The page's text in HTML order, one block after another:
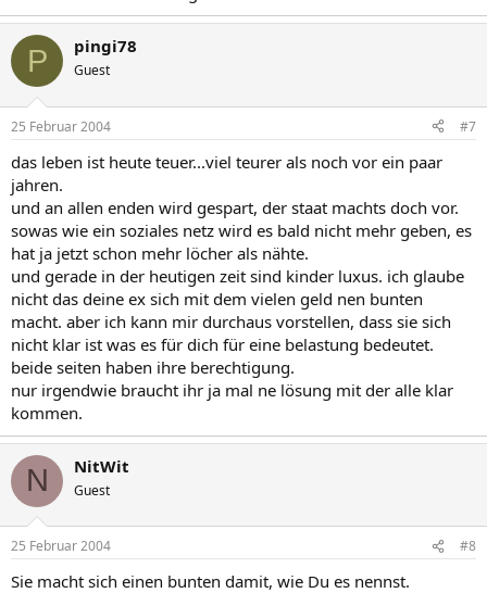
P pingi78
Guest
25 Februar 2004 #7
das leben ist heute teuer...viel teurer als noch vor ein paar
jahren.
und an allen enden wird gespart, der staat machts doch vor.
sowas wie ein soziales netz wird es bald nicht mehr geben, es
hat ja jetzt schon mehr löcher als nähte.
und gerade in der heutigen zeit sind kinder luxus. ich glaube
nicht das deine ex sich mit dem vielen geld nen bunten
macht. aber ich kann mir durchaus vorstellen, dass sie sich
nicht klar ist was es für dich für eine belastung bedeutet.
beide seiten haben ihre berechtigung.
nur irgendwie braucht ihr ja mal ne lösung mit der alle klar
kommen.
N NitWit
Guest
25 Februar 2004 #8
Sie macht sich einen bunten damit, wie Du es nennst.